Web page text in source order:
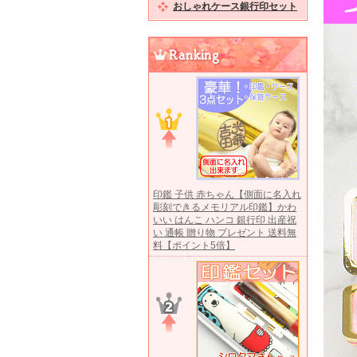
おしゃれケース銀行印セット
印鑑 子供 赤ちゃん【側面に名入れ
彫刻できるメモリアル印鑑】かわ
いい はんこ ハンコ 銀行印 出産祝
い 通帳 贈り物 プレゼント 送料無
料【ポイント5倍】